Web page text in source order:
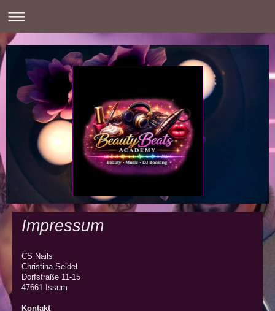
Impressum
CS Nails
Christina Seidel
Dorfstraße 11-15
47661 Issum
Kontakt